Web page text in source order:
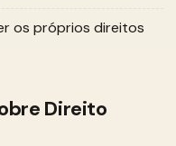
os próprios direitos
Direito